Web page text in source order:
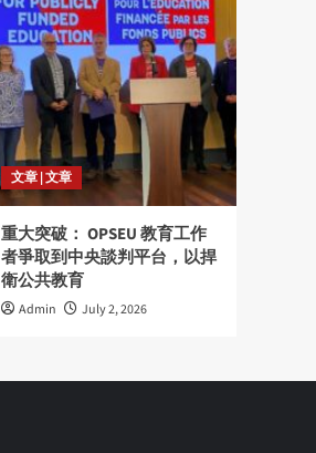
文章 | 文章
重大突破： OPSEU 教育工作
者爭取到中央談判平台，以捍
衛公共教育
Admin July 2, 2026